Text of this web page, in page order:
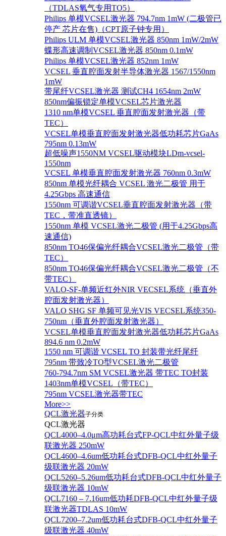
（TDLAS氧气专用TO5）
Philips 单模VCSEL激光器 794.7nm 1mW (二极管已
停产 芯片在售)（CPT原子钟专用）
Philips ULM 单模VCSEL激光器 850nm 1mW/2mW
蝶形高速调制VCSEL激光器 850nm 0.1mW
Philips 单模VCSEL激光器 852nm 1mW
VCSEL 垂直腔面发射半导体激光器 1567/1550nm
1mW
带尾纤VCSEL激光器 测试CH4 1654nm 2mW
850nm偏振锁定单模VCSEL芯片激光器
1310 nm单模VCSEL 垂直腔面发射激光器（带
TEC）
VCSEL单模垂直腔面发射激光器低功耗芯片GaAs
795nm 0.13mW
超低噪声1550NM VCSEL驱动模块LDm-vcsel-
1550nm
VCSEL 单模垂直腔面发射激光器 760nm 0.3mW
850nm 单模光纤耦合 VCSEL 激光二极管 用于
4.25Gbps 高速通信
1550nm 可调谐VCSEL垂直腔面发射激光器（带
TEC，带准直透镜）
1550nm 单模 VCSEL激光二极管 (用于4.25Gbps高
速通信)
850nm TO46保偏光纤耦合VCSEL激光二极管（带
TEC）
850nm TO46保偏光纤耦合VCSEL激光二极管（不
带TEC）
VALO-SF-单频近红外NIR VECSEL系统（垂直外
腔面发射激光器）
VALO SHG SF 单频可见光VIS VECSEL系统350-
750nm（垂直外腔面发射激光器）
VCSEL单模垂直腔面发射激光器低功耗芯片GaAs
894.6 nm 0.2mW
1550 nm 可调谐 VCSEL TO 封装带光纤尾纤
795nm 带致冷TO型VCSEL激光二极管
760-794.7nm SM VCSEL激光器 带TEC TO封装
1403nm单模VCSEL（带TEC）
795nm VCSEL激光器带TEC
More>>
QCL激光器子分类
QCL激光器
QCL4000–4.0μm高功耗台式FP-QCL中红外量子级
联激光器 250mW
QCL4600–4.6um低功耗台式DFB-QCL中红外量子
级联激光器 20mW
QCL5260–5.26um低功耗台式DFB-QCL中红外量子
级联激光器 10mW
QCL7160 – 7.16um低功耗DFB-QCL中红外量子级
联激光器TDLAS 10mW
QCL7200–7.2um低功耗台式DFB-QCL中红外量子
级联激光器 40mW